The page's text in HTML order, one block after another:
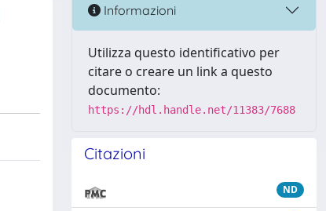
Informazioni
Utilizza questo identificativo per
citare o creare un link a questo
documento:
https://hdl.handle.net/11383/7688
Citazioni
ND